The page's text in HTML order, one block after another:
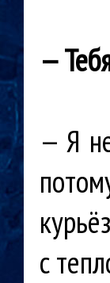
—
— Я
с